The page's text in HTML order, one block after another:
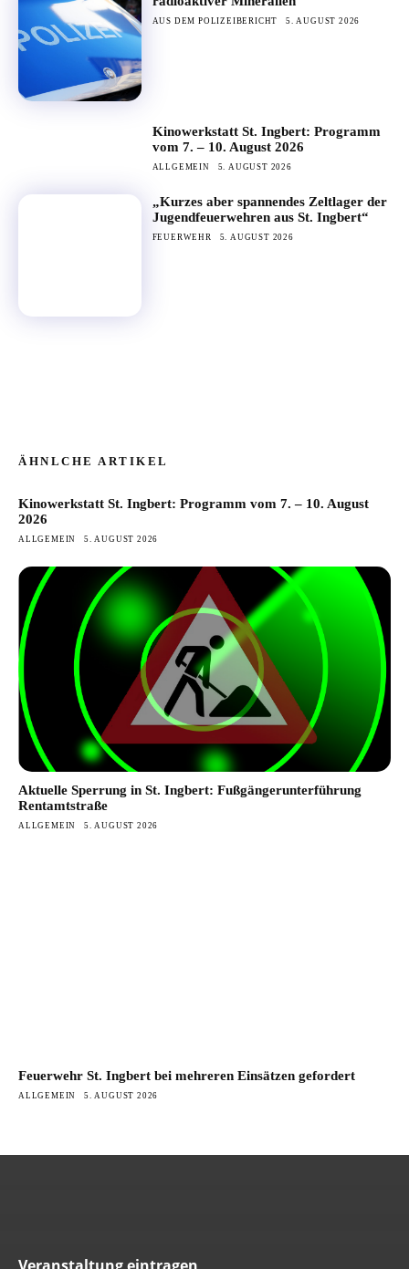
AUS DEM POLIZEIBERICHT 5. AUGUST 2026
Kinowerkstatt St. Ingbert: Programm
vom 7. – 10. August 2026
ALLGEMEIN 5. AUGUST 2026
„Kurzes aber spannendes Zeltlager der
Jugendfeuerwehren aus St. Ingbert“
FEUERWEHR 5. AUGUST 2026
ÄHNLCHE ARTIKEL
Kinowerkstatt St. Ingbert: Programm vom 7. – 10. August
2026
ALLGEMEIN 5. AUGUST 2026
Aktuelle Sperrung in St. Ingbert: Fußgängerunterführung
Rentamtstraße
ALLGEMEIN 5. AUGUST 2026
Feuerwehr St. Ingbert bei mehreren Einsätzen gefordert
ALLGEMEIN 5. AUGUST 2026